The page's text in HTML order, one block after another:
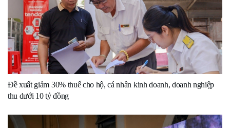
Đề xuất giảm 30% thuế cho hộ, cá nhân kinh doanh, doanh nghiệp
thu dưới 10 tỷ đồng